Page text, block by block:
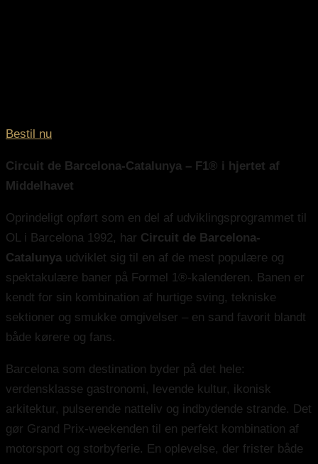
Bestil nu
Circuit de Barcelona-Catalunya – F1® i hjertet af
Middelhavet
Oprindeligt opført som en del af udviklingsprogrammet til
OL i Barcelona 1992, har Circuit de Barcelona-
Catalunya udviklet sig til en af de mest populære og
spektakulære baner på Formel 1®-kalenderen. Banen er
kendt for sin kombination af hurtige sving, tekniske
sektioner og smukke omgivelser – en sand favorit blandt
både kørere og fans.
Barcelona som destination byder på det hele:
verdensklasse gastronomi, levende kultur, ikonisk
arkitektur, pulserende natteliv og indbydende strande. Det
gør Grand Prix-weekenden til en perfekt kombination af
motorsport og storbyferie. En oplevelse, der frister både